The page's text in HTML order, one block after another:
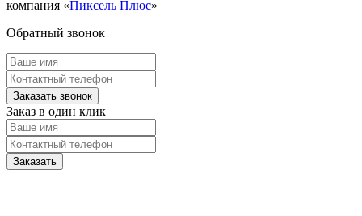
компания «Пиксель Плюс»
Обратный звонок
Заказ в один клик